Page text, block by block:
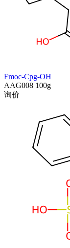
Fmoc-Cpg-OH
AAG008 100g
询价